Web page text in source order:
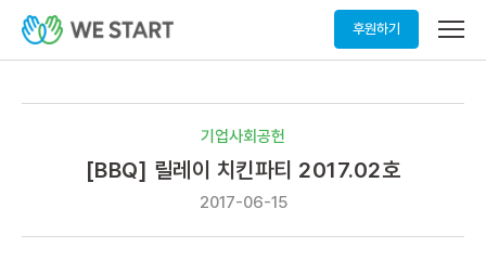
후원하기
메
열
기업사회공헌
[BBQ] 릴레이 치킨파티 2017.02호
2017-06-15